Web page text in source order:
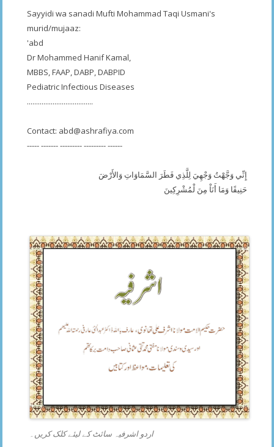
Sayyidi wa sanadi Mufti Mohammad Taqi Usmani's
murid/mujaaz:
'abd
Dr Mohammed Hanif Kamal,
MBBS, FAAP, DABP, DABPID
Pediatric Infectious Diseases
....................................
Contact: abd@ashrafiya.com
----- ------- --------- --------- ------
إِنِّي وَجَّهْتُ وَجْهِيَ لِلَّذِي فَطَرَ السَّمَاوَاتِ وَالأَرْضَ
حَنِيفًا وَمَا أَنَاْ مِنَ لْمُشْرِكِينَ
اردو اشرفیہ سائٹ کے لیئے کلک کریں۔